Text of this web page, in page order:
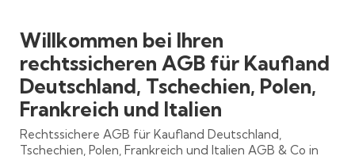
Willkommen bei Ihren
rechtssicheren AGB für Kaufland
Deutschland, Tschechien, Polen,
Frankreich und Italien
Rechtssichere AGB für Kaufland Deutschland,
Tschechien, Polen, Frankreich und Italien AGB & Co in